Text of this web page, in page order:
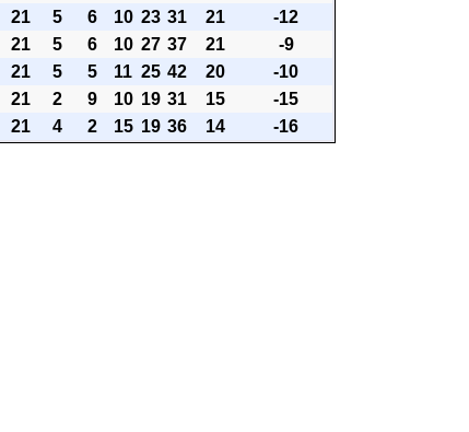
21 5 6 10 23 31 21
-12
21 5 6 10 27 37 21
-9
21 5 5 11 25 42 20
-10
21 2 9 10 19 31 15
-15
21 4 2 15 19 36 14 -16